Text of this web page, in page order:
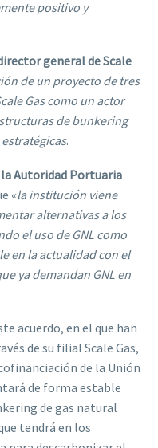
positivo y
general de Scale
de un proyecto de tres
Gas como un actor
de bunkering
.
Autoridad Portuaria
«la institución viene
alternativas a los
el uso de GNL como
en la actualidad con el
ya demandan GNL en
acuerdo, en el que han
de su filial Scale Gas,
de la Unión
de forma estable
de gas natural
tendrá en los